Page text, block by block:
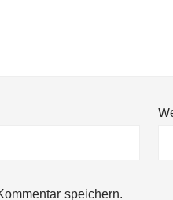
speichern.